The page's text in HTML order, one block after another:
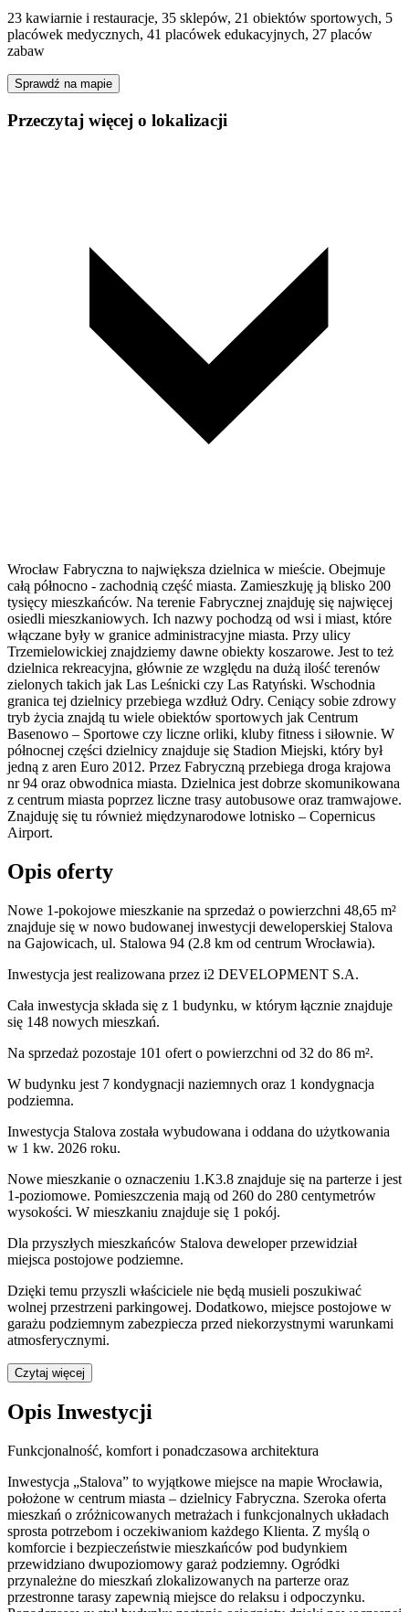
23 kawiarnie i restauracje, 35 sklepów, 21 obiektów sportowych, 5
placówek medycznych, 41 placówek edukacyjnych, 27 placów
zabaw
Sprawdź na mapie
Przeczytaj więcej o lokalizacji
Wrocław Fabryczna to największa dzielnica w mieście. Obejmuje
całą północno - zachodnią część miasta. Zamieszkuję ją blisko 200
tysięcy mieszkańców. Na terenie Fabrycznej znajduję się najwięcej
osiedli mieszkaniowych. Ich nazwy pochodzą od wsi i miast, które
włączane były w granice administracyjne miasta. Przy ulicy
Trzemielowickiej znajdziemy dawne obiekty koszarowe. Jest to też
dzielnica rekreacyjna, głównie ze względu na dużą ilość terenów
zielonych takich jak Las Leśnicki czy Las Ratyński. Wschodnia
granica tej dzielnicy przebiega wzdłuż Odry. Ceniący sobie zdrowy
tryb życia znajdą tu wiele obiektów sportowych jak Centrum
Basenowo – Sportowe czy liczne orliki, kluby fitness i siłownie. W
północnej części dzielnicy znajduje się Stadion Miejski, który był
jedną z aren Euro 2012. Przez Fabryczną przebiega droga krajowa
nr 94 oraz obwodnica miasta. Dzielnica jest dobrze skomunikowana
z centrum miasta poprzez liczne trasy autobusowe oraz tramwajowe.
Znajduję się tu również międzynarodowe lotnisko – Copernicus
Airport.
Opis oferty
Nowe 1-pokojowe mieszkanie na sprzedaż o powierzchni 48,65 m²
znajduje się w nowo budowanej inwestycji deweloperskiej Stalova
na Gajowicach, ul. Stalowa 94 (2.8 km od centrum Wrocławia).
Inwestycja jest realizowana przez i2 DEVELOPMENT S.A.
Cała inwestycja składa się z 1 budynku, w którym łącznie znajduje
się 148 nowych mieszkań.
Na sprzedaż pozostaje 101 ofert o powierzchni od 32 do 86 m².
W budynku jest 7 kondygnacji naziemnych oraz 1 kondygnacja
podziemna.
Inwestycja Stalova została wybudowana i oddana do użytkowania
w 1 kw. 2026 roku.
Nowe mieszkanie o oznaczeniu 1.K3.8 znajduje się na parterze i jest
1-poziomowe. Pomieszczenia mają od 260 do 280 centymetrów
wysokości. W mieszkaniu znajduje się 1 pokój.
Dla przyszłych mieszkańców Stalova deweloper przewidział
miejsca postojowe podziemne.
Dzięki temu przyszli właściciele nie będą musieli poszukiwać
wolnej przestrzeni parkingowej. Dodatkowo, miejsce postojowe w
garażu podziemnym zabezpiecza przed niekorzystnymi warunkami
atmosferycznymi.
Czytaj więcej
Opis Inwestycji
Funkcjonalność, komfort i ponadczasowa architektura
Inwestycja „Stalova” to wyjątkowe miejsce na mapie Wrocławia,
położone w centrum miasta – dzielnicy Fabryczna. Szeroka oferta
mieszkań o zróżnicowanych metrażach i funkcjonalnych układach
sprosta potrzebom i oczekiwaniom każdego Klienta. Z myślą o
komforcie i bezpieczeństwie mieszkańców pod budynkiem
przewidziano dwupoziomowy garaż podziemny. Ogródki
przynależne do mieszkań zlokalizowanych na parterze oraz
przestronne tarasy zapewnią miejsce do relaksu i odpoczynku.